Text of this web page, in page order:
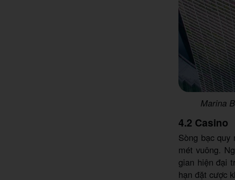
Marina
4.2 Casino
Sòng bạc
mét vuông.
gian hiện đại
hạn đặt cược